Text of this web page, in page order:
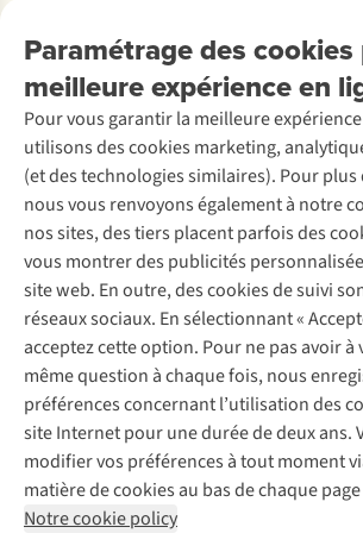
Paramétrage des
meilleure expérience en
Pour vous garantir la meilleure
utilisons des cookies marketing,
(et des technologies similaires). Pour
nous vous renvoyons également à notre
nos sites, des tiers placent parfois des
vous montrer des publicités
site web. En outre, des cookies de suivi
réseaux sociaux. En sélectionnant «
acceptez cette option. Pour ne pas avoir à
même question à chaque fois, nous
préférences concernant l’utilisation des
site Internet pour une durée de deux ans.
modifier vos préférences à tout moment
matière de cookies au bas de chaque
Notre cookie policy
Retourner
Rétractation d'une commande
Entretien & réparations
Garantie
Contactez-nous
Entreprise responsable
À propos d’Ayacucho
Nos magasins
À propos d’A.S.Adventure
Déclaration d'accessibilité
Location / Location sports d’hiver
Seconde-main
Entretien de ski
Service de lavage
Entretien de chaussures
Réparation de chaussures
Réparation de vêtements
Retouches
Pour les entreprises
Découvrez
A.S.Magazine
Explore Camp
Expertise & conseils
Abonnez-vous à la newsletter
Suivez-nous
Mentions légales
Politique de
Conditions générales
Cookie